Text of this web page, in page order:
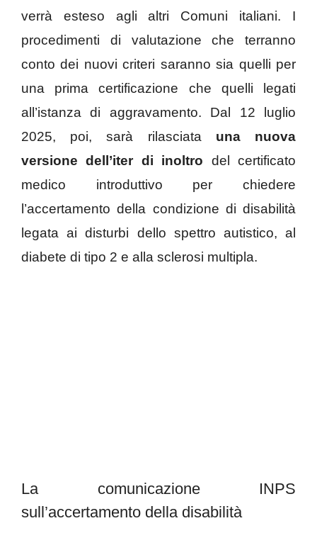
verrà esteso agli altri Comuni italiani. I
procedimenti di valutazione che terranno
conto dei nuovi criteri saranno sia quelli per
una prima certificazione che quelli legati
all’istanza di aggravamento. Dal 12 luglio
2025, poi, sarà rilasciata una nuova
versione dell’iter di inoltro del certificato
medico introduttivo per chiedere
l’accertamento della condizione di disabilità
legata ai disturbi dello spettro autistico, al
diabete di tipo 2 e alla sclerosi multipla.
La comunicazione INPS
sull’accertamento della disabilità